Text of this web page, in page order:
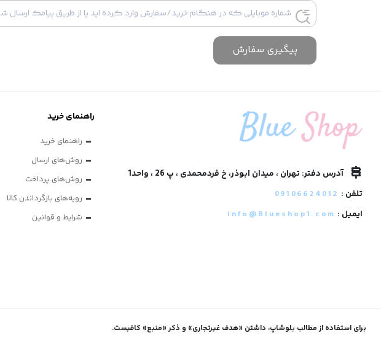
آرایش ابرو شیت ماسک ابزار جانبی مو
پیگیری سفارش
آدرس دفتر: تهران ، میدان ابوذر، خ فردمحمدی ، پ 26 ، واحد1
تلفن : 09106624012
ایمیل : info@Blueshop1.com
راهنمای خرید
راهنمای خرید
روش‌های ارسال
روش‌های پرداخت
رویه‌های بازگرداندن کالا
شرایط و قوانین
برای استفاده از مطالب بلوشاپ، داشتن «هدف غیرتجاری» و ذکر «منبع» کافیست.